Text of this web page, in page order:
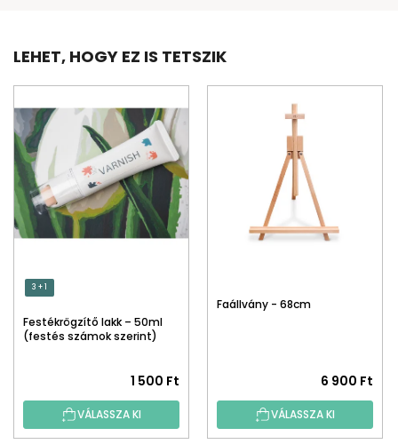
LEHET, HOGY EZ IS TETSZIK
3 + 1
Festékrögzítő lakk – 50ml
(festés számok szerint)
1 500 Ft
VÁLASSZA KI
Faállvány - 68cm
6 900 Ft
VÁLASSZA KI